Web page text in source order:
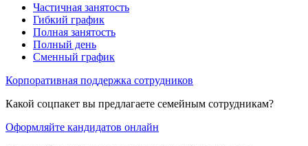
Частичная занятость
Гибкий график
Полная занятость
Полный день
Сменный график
Корпоративная поддержка сотрудников
Какой соцпакет вы предлагаете семейным сотрудникам?
Оформляйте кандидатов онлайн